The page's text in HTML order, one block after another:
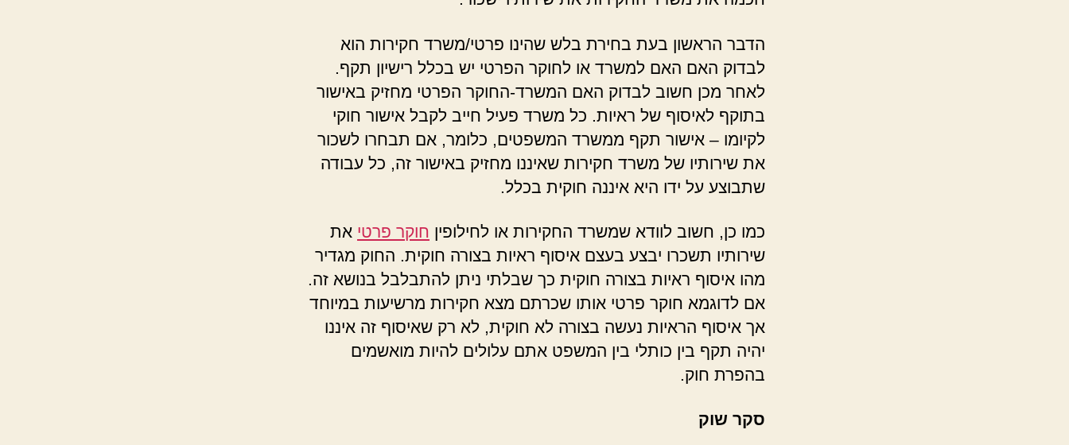
הדבר הראשון בעת בחירת בלש שהינו פרטי/משרד חקירות הוא
לבדוק האם האם למשרד או לחוקר הפרטי יש בכלל רישיון תקף.
לאחר מכן חשוב לבדוק האם המשרד-החוקר הפרטי מחזיק באישור
בתוקף לאיסוף של ראיות. כל משרד פעיל חייב לקבל אישור חוקי
לקיומו – אישור תקף ממשרד המשפטים, כלומר, אם תבחרו לשכור
את שירותיו של משרד חקירות שאיננו מחזיק באישור זה, כל עבודה
שתבוצע על ידו היא איננה חוקית בכלל.
כמו כן, חשוב לוודא שמשרד החקירות או לחילופין חוקר פרטי את
שירותיו תשכרו יבצע בעצם איסוף ראיות בצורה חוקית. החוק מגדיר
מהו איסוף ראיות בצורה חוקית כך שבלתי ניתן להתבלבל בנושא זה.
אם לדוגמא חוקר פרטי אותו שכרתם מצא חקירות מרשיעות במיוחד
אך איסוף הראיות נעשה בצורה לא חוקית, לא רק שאיסוף זה איננו
יהיה תקף בין כותלי בין המשפט אתם עלולים להיות מואשמים
בהפרת חוק.
סקר שוק